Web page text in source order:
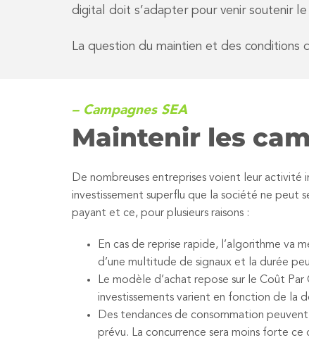
digital doit s’adapter pour venir soutenir
La question du maintien et des conditions
– Campagnes SEA
Maintenir les
De nombreuses entreprises voient leur activité
investissement superflu que la société ne peut
payant et ce, pour plusieurs raisons :
En cas de reprise rapide, l’algorithme va
d’une multitude de signaux et la durée
Le modèle d’achat repose sur le Coût Par
investissements varient en fonction de la
Des tendances de consommation
prévu. La concurrence sera moins forte